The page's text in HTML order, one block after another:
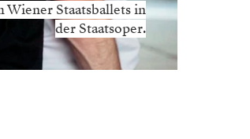
Staatsballets in
der Staatsoper.